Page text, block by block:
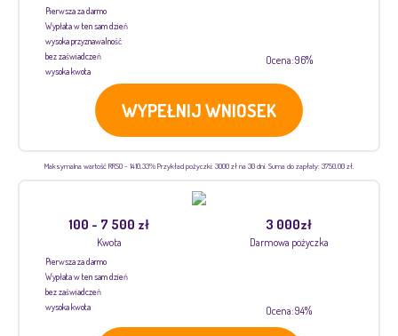
Pierwsza za darmo
Wypłata w ten sam dzień
wysoka przyznawalność
bez zaświadczeń
wysoka kwota
Ocena: 96%
WYPEŁNIJ WNIOSEK
Maksymalna wartość RRSO - 1410,33% Przykład pożyczki: 3000 zł na 30 dni. Suma do zapłaty: 3750,00 zł.
100 - 7 500 zł
Kwota
3 000zł
Darmowa pożyczka
Pierwsza za darmo
Wypłata w ten sam dzień
bez zaświadczeń
wysoka kwota
Ocena: 94%